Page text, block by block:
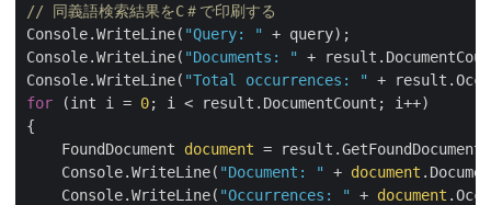
// 同義語検索結果をC＃で印刷する
Console.WriteLine( "Query: "
+ query);
Console.WriteLine( "Documents: "
+
Console.WriteLine( "Total occurrences: "
+
for (int i = 0; i < result.DocumentCount; i++)
{
    FoundDocument
document =
    Console.WriteLine(
"Document: " + document
    Console.WriteLine(
"Occurrences: " + document